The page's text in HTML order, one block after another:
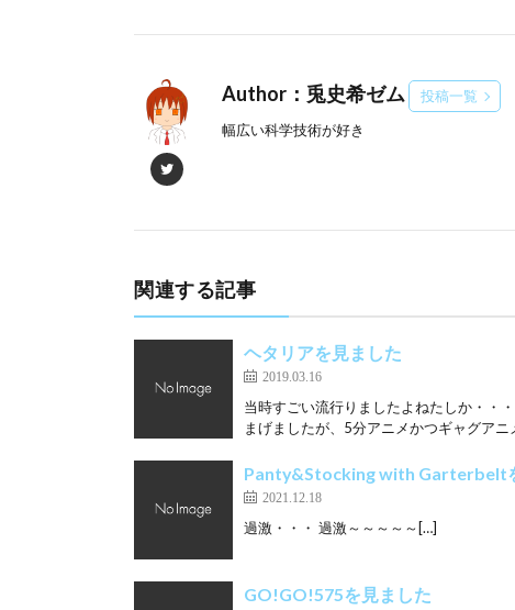
Author：兎史希ゼム
投稿一覧
幅広い科学技術が好き
関連する記事
ヘタリアを見ました
2019.03.16
当時すごい流行りましたよねたしか・・
まげましたが、5分アニメかつギャグア
Panty&Stocking with Garterbelt
2021.12.18
過激・・・ 過激～～～～～[…]
GO!GO!575を見ました